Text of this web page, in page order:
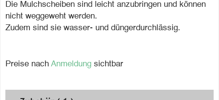
Die Mulchscheiben sind leicht anzubringen und können
nicht weggeweht werden.
Zudem sind sie wasser- und düngerdurchlässig.
Preise nach Anmeldung sichtbar